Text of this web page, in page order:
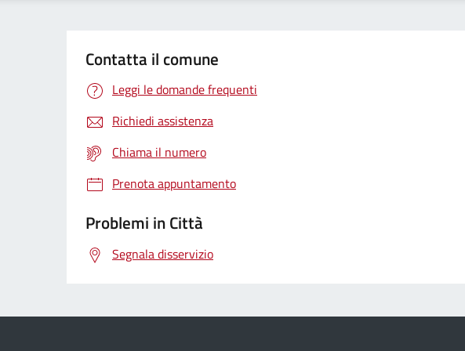
Contatta il comune
Leggi le domande frequenti
Richiedi assistenza
Chiama il numero
Prenota appuntamento
Problemi in Città
Segnala disservizio